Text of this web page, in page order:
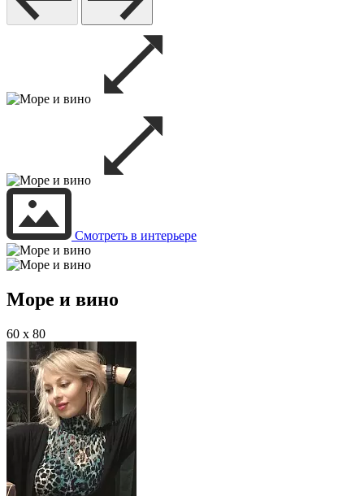
Смотреть в интерьере
Море и вино
60 x 80